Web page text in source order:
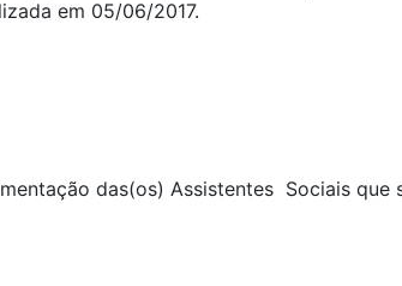
em 05/06/2017.
das(os) Assistentes Sociais que